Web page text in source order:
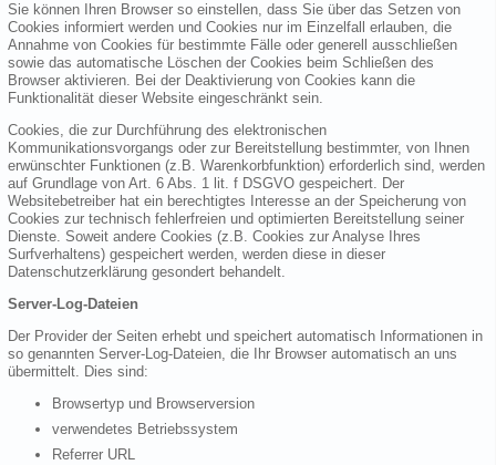
Sie können Ihren Browser so einstellen, dass Sie über das Setzen von
Cookies informiert werden und Cookies nur im Einzelfall erlauben, die
Annahme von Cookies für bestimmte Fälle oder generell ausschließen
sowie das automatische Löschen der Cookies beim Schließen des
Browser aktivieren. Bei der Deaktivierung von Cookies kann die
Funktionalität dieser Website eingeschränkt sein.
Cookies, die zur Durchführung des elektronischen
Kommunikationsvorgangs oder zur Bereitstellung bestimmter, von Ihnen
erwünschter Funktionen (z.B. Warenkorbfunktion) erforderlich sind, werden
auf Grundlage von Art. 6 Abs. 1 lit. f DSGVO gespeichert. Der
Websitebetreiber hat ein berechtigtes Interesse an der Speicherung von
Cookies zur technisch fehlerfreien und optimierten Bereitstellung seiner
Dienste. Soweit andere Cookies (z.B. Cookies zur Analyse Ihres
Surfverhaltens) gespeichert werden, werden diese in dieser
Datenschutzerklärung gesondert behandelt.
Server-Log-Dateien
Der Provider der Seiten erhebt und speichert automatisch Informationen in
so genannten Server-Log-Dateien, die Ihr Browser automatisch an uns
übermittelt. Dies sind:
Browsertyp und Browserversion
verwendetes Betriebssystem
Referrer URL